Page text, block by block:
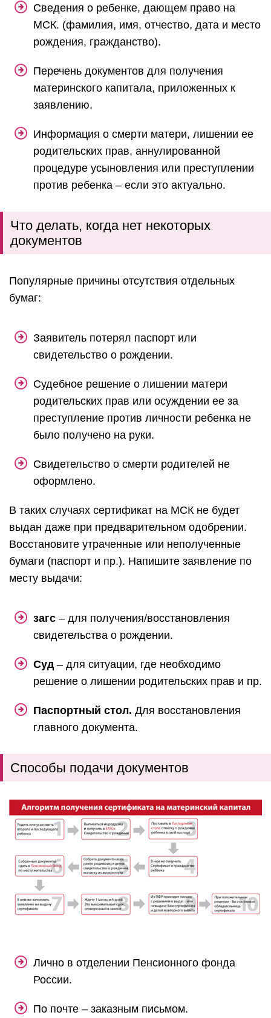
Сведения о ребенке, дающем право на
МСК. (фамилия, имя, отчество, дата и место
рождения, гражданство).
Перечень документов для получения
материнского капитала, приложенных к
заявлению.
Информация о смерти матери, лишении ее
родительских прав, аннулированной
процедуре усыновления или преступлении
против ребенка – если это актуально.
Что делать, когда нет некоторых
документов
Популярные причины отсутствия отдельных
бумаг:
Заявитель потерял паспорт или
свидетельство о рождении.
Судебное решение о лишении матери
родительских прав или осуждении ее за
преступление против личности ребенка не
было получено на руки.
Свидетельство о смерти родителей не
оформлено.
В таких случаях сертификат на МСК не будет
выдан даже при предварительном одобрении.
Восстановите утраченные или неполученные
бумаги (паспорт и пр.). Напишите заявление по
месту выдачи:
загс – для получения/восстановления
свидетельства о рождении.
Суд – для ситуации, где необходимо
решение о лишении родительских прав и пр.
Паспортный стол. Для восстановления
главного документа.
Способы подачи документов
Лично в отделении Пенсионного фонда
России.
По почте – заказным письмом.